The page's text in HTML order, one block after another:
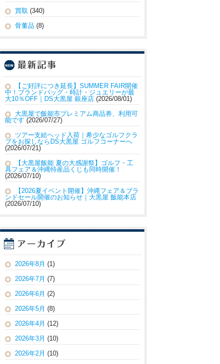
買取 (340)
骨董品 (8)
【ご好評につき延長】SUMMER FAIR開催
中！ブランドバッグ・時計・ジュエリーが最
大10％OFF｜DS大黒屋 銀座店 2026/08/01
大黒屋で飯能市プレミアム商品券、利用可
能です 2026/07/27
ツアー支給ヘッド入荷｜希少なゴルフクラ
ブをお探しならDS大黒屋 ゴルフコーナーへ
2026/07/21
【大黒屋飯能 夏の大感謝祭】ゴルフ・工
具フェア＆沖縄特産品くじも同時開催！
2026/07/10
【2026夏イベント開催】沖縄フェア＆ブラ
ンドセール開催のお知らせ｜大黒屋 飯能本店
2026/07/10
2026年8月 (1)
2026年7月 (7)
2026年6月 (2)
2026年5月 (8)
2026年4月 (12)
2026年3月 (10)
2026年2月 (10)